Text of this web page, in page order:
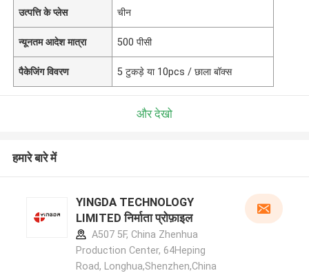
उत्पत्ति के प्लेस चीन
न्यूनतम आदेश मात्रा 500 पीसी
पैकेजिंग विवरण 5 टुकड़े या 10pcs / छाला बॉक्स
और देखो
हमारे बारे में
YINGDA TECHNOLOGY
LIMITED निर्माता प्रोफ़ाइल
A507 5F, China Zhenhua
Production Center, 64Heping
Road, Longhua,Shenzhen,China